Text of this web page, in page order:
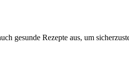
gesunde Rezepte aus, um